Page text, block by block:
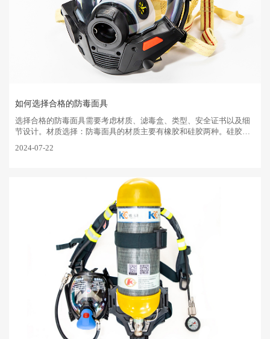
如何选择合格的防毒面具
选择合格的防毒面具需要考虑材质、‌滤毒盒、‌类型、‌安全证书以及细
节设计。‌材质选择：‌防毒面具的材质主要有橡胶和硅胶两种。‌硅胶材
···
2024-07-22